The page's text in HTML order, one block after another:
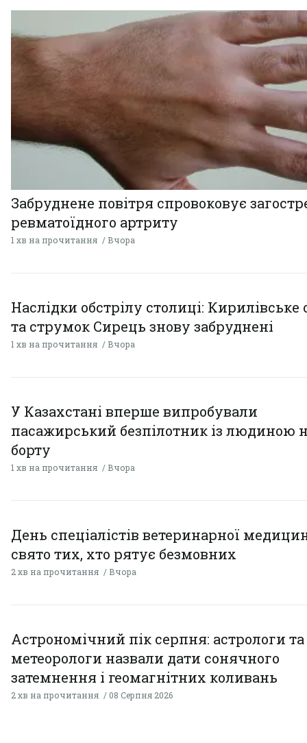
Забруднене повітря спровоковує
ревматоїдного артриту
1 хв на прочитання Вчора
Наслідки обстрілу столиці: Кирилівське
та струмок Сирець знову забруднені
1 хв на прочитання Вчора
У Казахстані вперше випробували
пасажирський безпілотник із людиною
борту
1 хв на прочитання Вчора
День спеціалістів ветеринарної
свято тих, хто рятує безмовних
2 хв на прочитання Вчора
Астрономічний пік серпня: астрологи та
метеорологи назвали дати сонячного
затемнення і геомагнітних коливань
2 хв на прочитання 08 Серпня 2026